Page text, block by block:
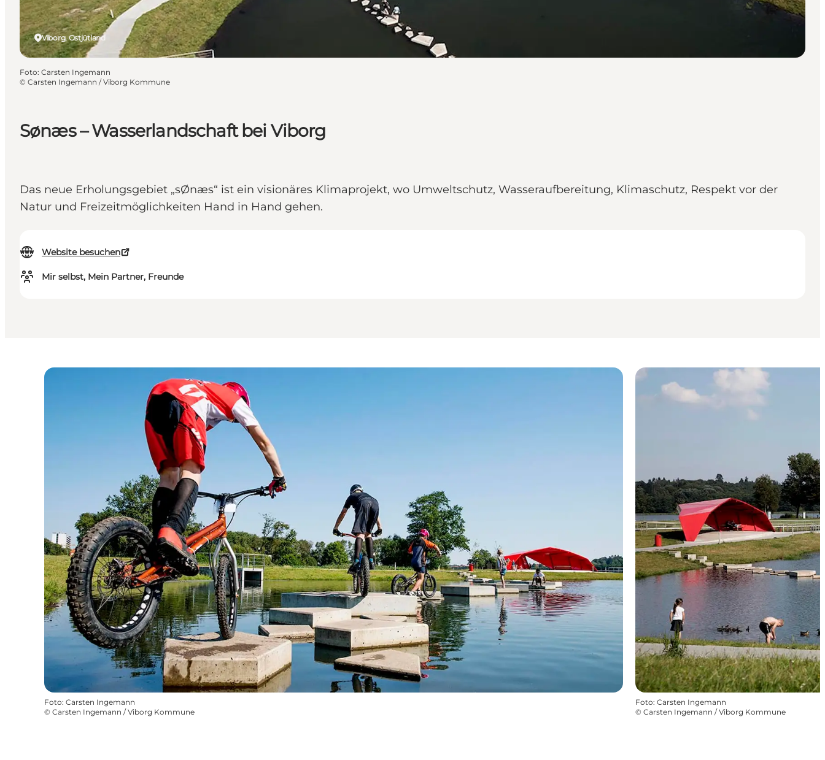
Sønæs – Wasserlandschaft bei Viborg
Das neue Erholungsgebiet „sØnæs“ ist ein visionäres Klimaprojekt, wo Umweltschutz, Wasseraufbereitung, Klimaschutz, Respekt vor der
Natur und Freizeitmöglichkeiten Hand in Hand gehen.
Website besuchen
Mir selbst, Mein Partner, Freunde
Viborg, Ostjütland
Foto: Carsten Ingemann
© Carsten Ingemann / Viborg Kommune
Foto: Carsten Ingemann
© Carsten Ingemann / Viborg Kommune
Foto: Carsten Ingemann
© Carsten Ingemann / Viborg Kommune